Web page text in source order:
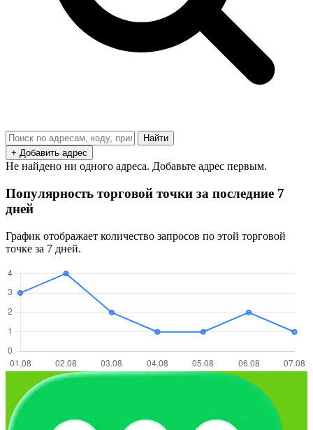
Найти
+ Добавить адрес
Не найдено ни одного адреса. Добавьте адрес первым.
Популярность торговой точки за последние 7
дней
График отображает количество запросов по этой торговой
точке за 7 дней.